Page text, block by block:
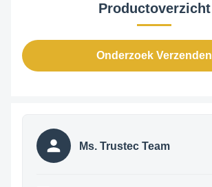
Productoverzicht
Onderzoek Verzenden
Ms. Trustec Team